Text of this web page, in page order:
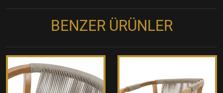
BENZER ÜRÜNLER